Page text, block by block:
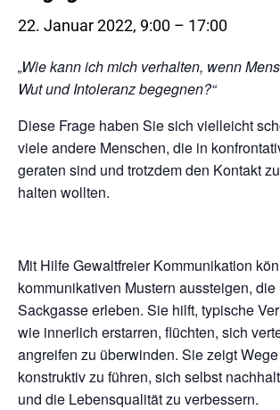
22. Januar 2022, 9:00 – 17:00
„Wie kann ich mich verhalten, wenn
Wut und Intoleranz begegnen?“
Diese Frage haben Sie sich vielleicht
viele andere Menschen, die in
geraten sind und trotzdem den Kontakt
halten wollten.
Mit Hilfe Gewaltfreier Kommunikation
kommunikativen Mustern aussteigen,
Sackgasse erleben. Sie hilft, typische
wie innerlich erstarren, flüchten, sich
angreifen zu überwinden. Sie zeigt
konstruktiv zu führen, sich selbst
und die Lebensqualität zu verbessern.